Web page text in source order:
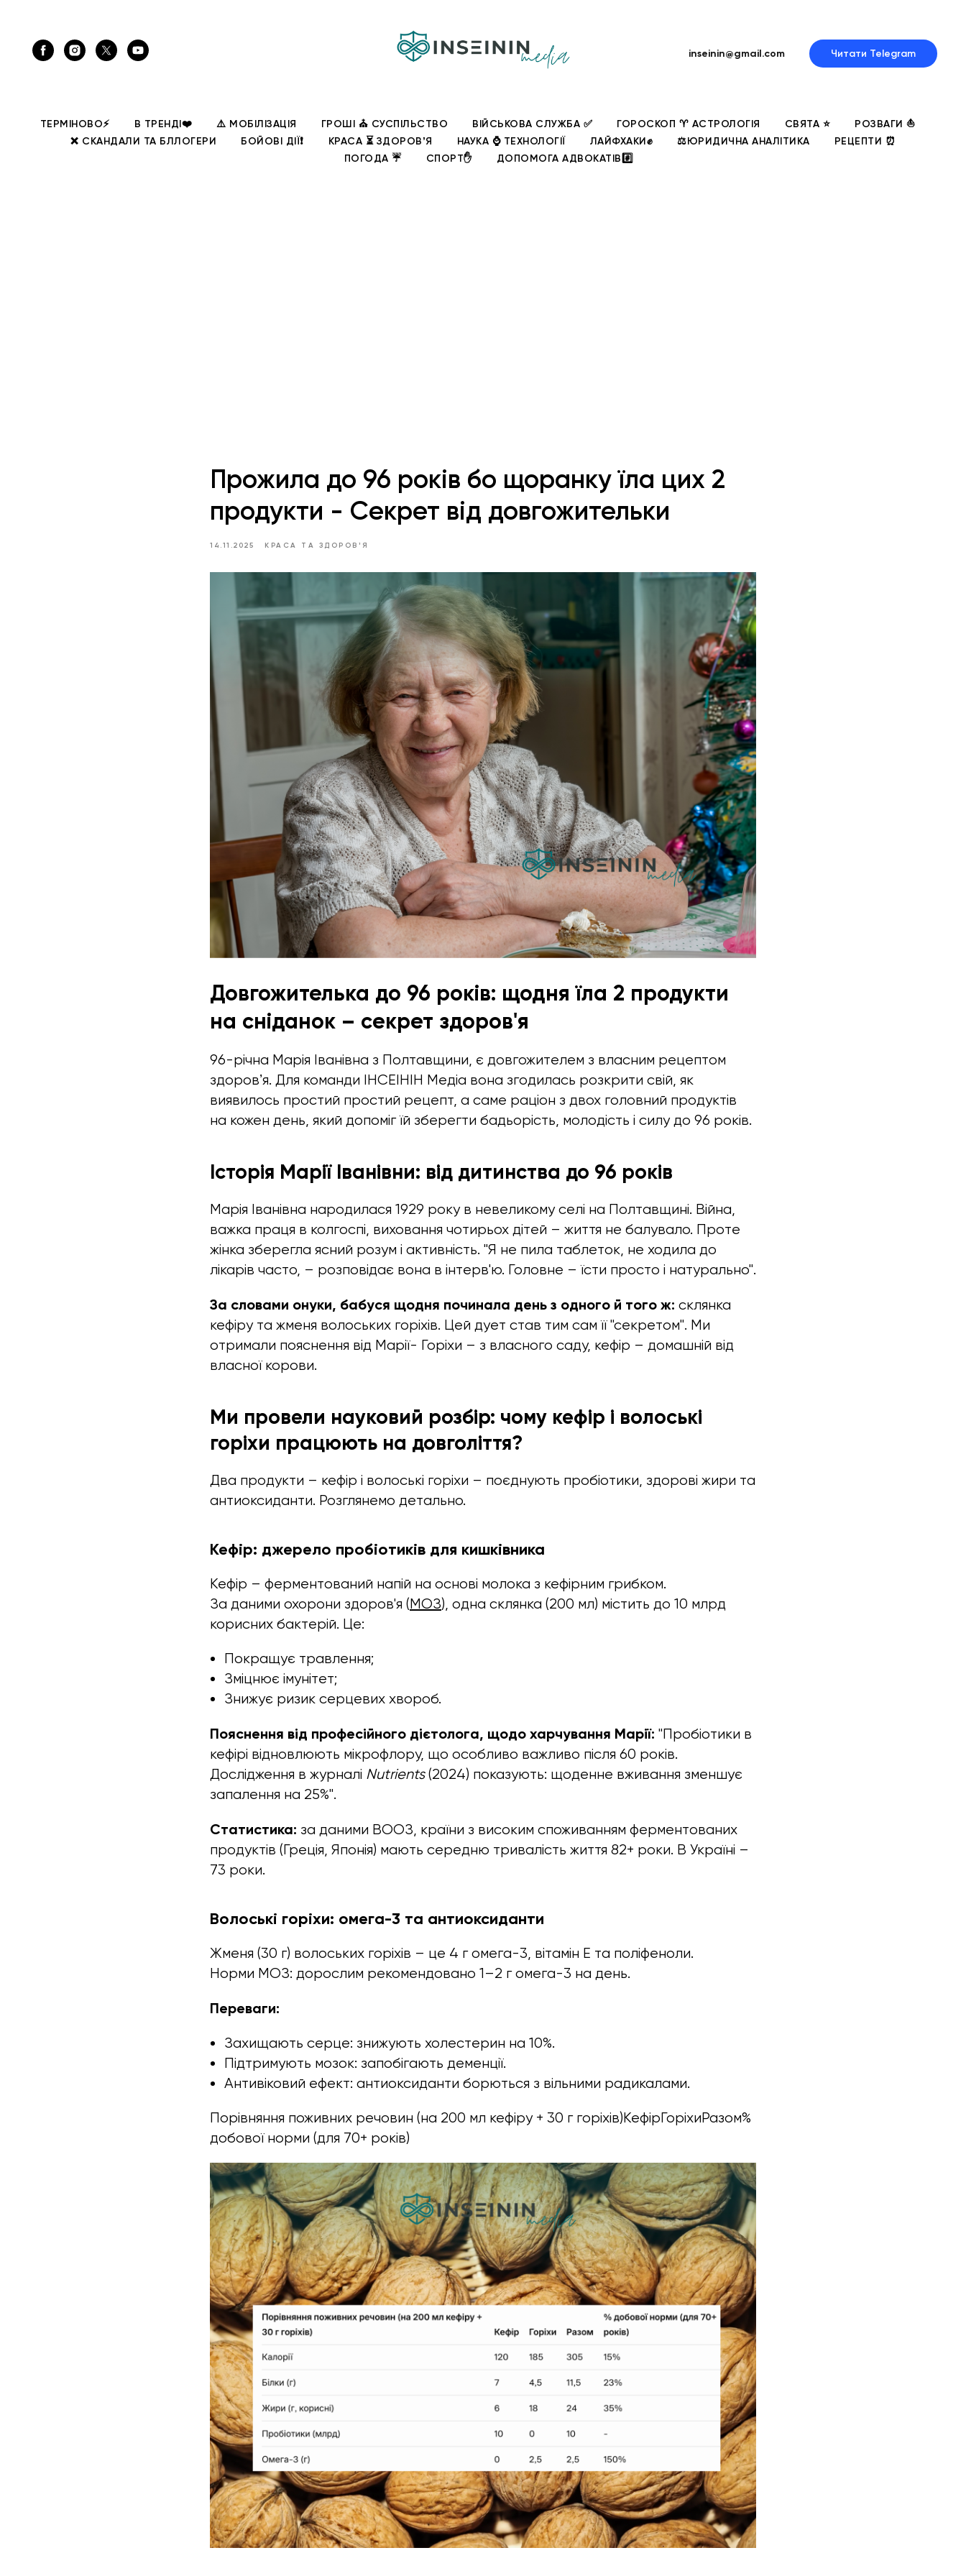
inseinin@gmail.com Читати Telegram
ТЕРМІНОВО⚡ В ТРЕНДІ❤️ ⚠️ МОБІЛІЗАЦІЯ ГРОШІ ⛪ СУСПІЛЬСТВО ВІЙСЬКОВА СЛУЖБА ✅ ГОРОСКОП ♈ АСТРОЛОГІЯ СВЯТА ⭐
РОЗВАГИ ⛵
❌ СКАНДАЛИ ТА БЛЛОГЕРИ
БОЙОВІ ДІЇ❗ КРАСА ⏳ ЗДОРОВʼЯ НАУКА ⌚ ТЕХНОЛОГІЇ ЛАЙФХАКИ✊ ⚖️ЮРИДИЧНА АНАЛІТИКА
РЕЦЕПТИ ⏰
ПОГОДА ☔
СПОРТ✋ ДОПОМОГА АДВОКАТІВ#️⃣
Прожила до 96 років бо щоранку їла цих 2
продукти - Секрет від довгожительки
14.11.2025 КРАСА ТА ЗДОРОВʼЯ
Довгожителька до 96 років: щодня їла 2 продукти
на сніданок – секрет здоров'я
96-річна Марія Іванівна з Полтавщини, є довгожителем з власним рецептом
здоровʼя. Для команди ІНСЕІНІН Медіа вона згодилась розкрити свій, як
виявилось простий простий рецепт, а саме раціон з двох головний продуктів
на кожен день, який допоміг їй зберегти бадьорість, молодість і силу до 96 років.
Історія Марії Іванівни: від дитинства до 96 років
Марія Іванівна народилася 1929 року в невеликому селі на Полтавщині. Війна,
важка праця в колгоспі, виховання чотирьох дітей – життя не балувало. Проте
жінка зберегла ясний розум і активність. "Я не пила таблеток, не ходила до
лікарів часто, – розповідає вона в інтерв'ю. Головне – їсти просто і натурально".
За словами онуки, бабуся щодня починала день з одного й того ж: склянка
кефіру та жменя волоських горіхів. Цей дует став тим сам її "секретом". Ми
отримали пояснення від Марії- Горіхи – з власного саду, кефір – домашній від
власної корови.
Ми провели науковий розбір: чому кефір і волоські
горіхи працюють на довголіття?
Два продукти – кефір і волоські горіхи – поєднують пробіотики, здорові жири та
антиоксиданти. Розглянемо детально.
Кефір: джерело пробіотиків для кишківника
Кефір – ферментований напій на основі молока з кефірним грибком.
За даними охорони здоров'я (МОЗ), одна склянка (200 мл) містить до 10 млрд
корисних бактерій. Це:
Покращує травлення;
Зміцнює імунітет;
Знижує ризик серцевих хвороб.
Пояснення від професійного дієтолога, щодо харчування Марії: "Пробіотики в
кефірі відновлюють мікрофлору, що особливо важливо після 60 років.
Дослідження в журналі Nutrients(2024) показують: щоденне вживання зменшує
запалення на 25%".
Статистика: за даними ВООЗ, країни з високим споживанням ферментованих
продуктів (Греція, Японія) мають середню тривалість життя 82+ роки. В Україні –
73 роки.
Волоські горіхи: омега-3 та антиоксиданти
Жменя (30 г) волоських горіхів – це 4 г омега-3, вітамін E та поліфеноли.
Норми МОЗ: дорослим рекомендовано 1–2 г омега-3 на день.
Переваги:
Захищають серце: знижують холестерин на 10%.
Підтримують мозок: запобігають деменції.
Антивіковий ефект: антиоксиданти борються з вільними радикалами.
Порівняння поживних речовин (на 200 мл кефіру + 30 г горіхів)КефірГоріхиРазом%
добової норми (для 70+ років)